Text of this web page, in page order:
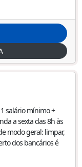
salário mínimo +
a sexta das 8h às
modo geral: limpar,
dos bancários é